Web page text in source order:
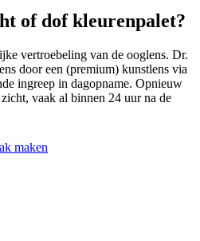
of dof kleurenpalet?
vertroebeling van de ooglens. Dr.
door een (premium) kunstlens via
ingreep in dagopname. Opnieuw
vaak al binnen 24 uur na de
maken